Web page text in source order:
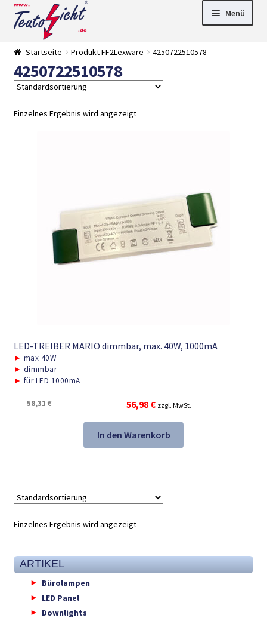
Zur
Navigation
springen
Springe
zum
Menü
►
Startseite Produkt FF2Lexware 4250722510578
4250722510578
Einzelnes Ergebnis wird angezeigt
LED-TREIBER MARIO dimmbar, max. 40W, 1000mA
► max 40W
► dimmbar
► für LED 1000mA
58,31€
Ursprünglicher
Preis
war:
58,31 €
56,98 €Aktueller
Preis
ist:
56,98 €.
zzgl. MwSt.
In den Warenkorb
Einzelnes Ergebnis wird angezeigt
ARTIKEL
Bürolampen
LED Panel
Downlights